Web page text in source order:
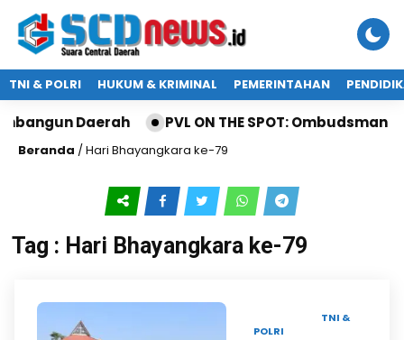
TNI & POLRI HUKUM & KRIMINAL PEMERINTAHAN
Daerah PVL ON THE SPOT: Ombudsman
Beranda /Hari Bhayangkara ke-79
Tag : Hari Bhayangkara ke-79
TNI &
POLRI